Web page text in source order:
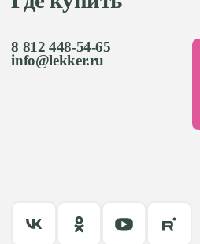
8 812 448-54-65
info@lekker.ru